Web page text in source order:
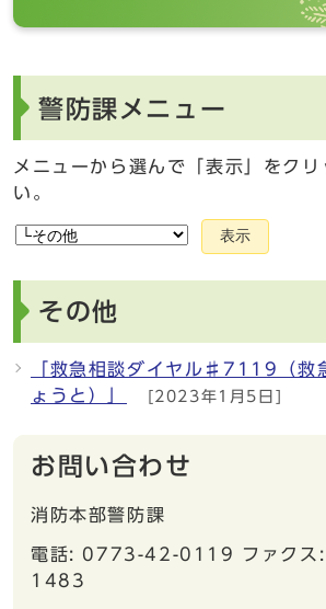
警防課メニュー
メニューから選んで「表示」をクリ
い。
表示
その他
「救急相談ダイヤル♯7119（救
ょうと）」
[2023年1月5日]
お問い合わせ
消防本部警防課
電話: 0773-42-0119 ファク
1483